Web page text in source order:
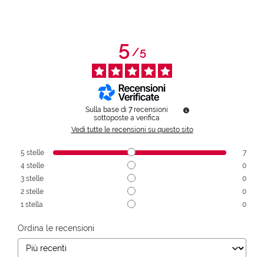
5/5
Sulla base di 7 recensioni
sottoposte a verifica
Vedi tutte le recensioni su questo sito
5 stelle
7
4 stelle
0
3 stelle
0
2 stelle
0
1 stella 0
Ordina le recensioni